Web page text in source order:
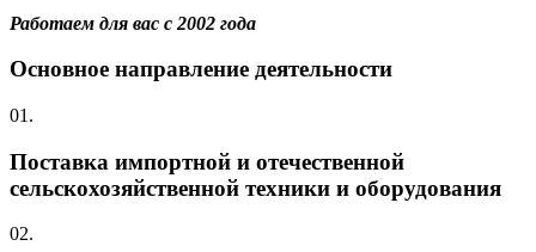
Работаем для вас с 2002 года
Основное направление деятельности
01.
Поставка импортной и отечественной
сельскохозяйственной техники и оборудования
02.